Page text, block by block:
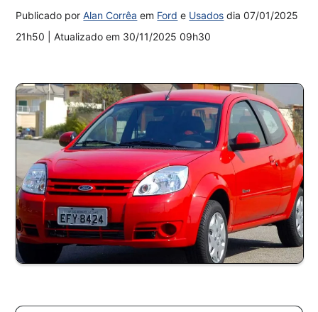
Publicado porAlan Corrêa em Ford e Usados dia07/01/2025
21h50
| Atualizado em 30/11/2025 09h30